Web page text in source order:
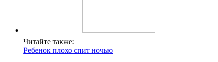
Читайте также:
Ребенок плохо спит ночью